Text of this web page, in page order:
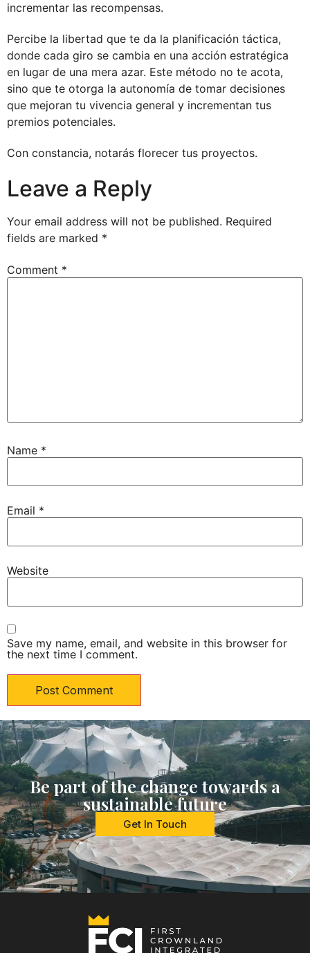
incrementar las recompensas.
Percibe la libertad que te da la planificación táctica,
donde cada giro se cambia en una acción estratégica
en lugar de una mera azar. Este método no te acota,
sino que te otorga la autonomía de tomar decisiones
que mejoran tu vivencia general y incrementan tus
premios potenciales.
Con constancia, notarás florecer tus proyectos.
Leave a Reply
Your email address will not be published. Required
fields are marked *
Comment *
Name *
Email *
Website
Save my name, email, and website in this browser for
the next time I comment.
Be part of the change towards a
sustainable future
Get In Touch